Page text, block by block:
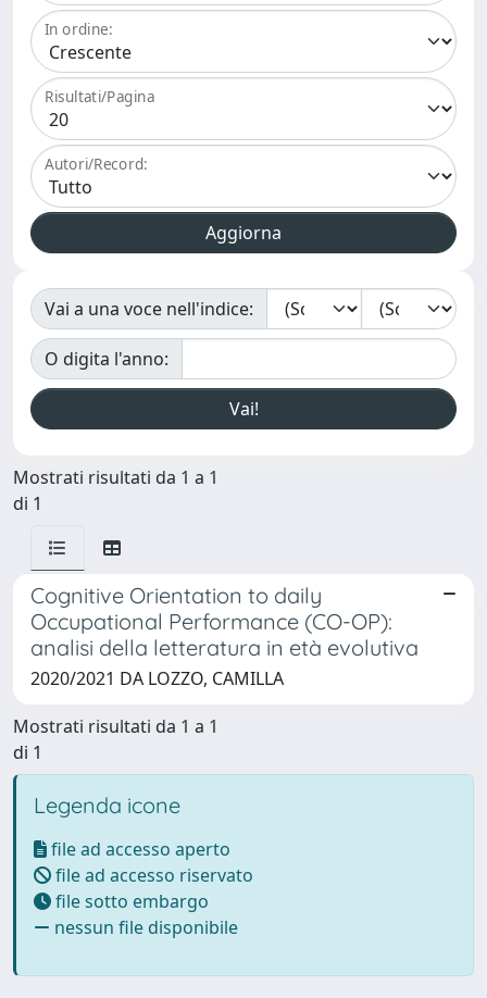
In ordine:
Risultati/Pagina
Autori/Record:
Vai a una voce nell'indice:
O digita l'anno:
Mostrati risultati da 1 a 1
di 1
Cognitive Orientation to daily
Occupational Performance (CO-OP):
analisi della letteratura in età evolutiva
2020/2021 DA LOZZO, CAMILLA
Mostrati risultati da 1 a 1
di 1
Legenda icone
file ad accesso aperto
file ad accesso riservato
file sotto embargo
nessun file disponibile